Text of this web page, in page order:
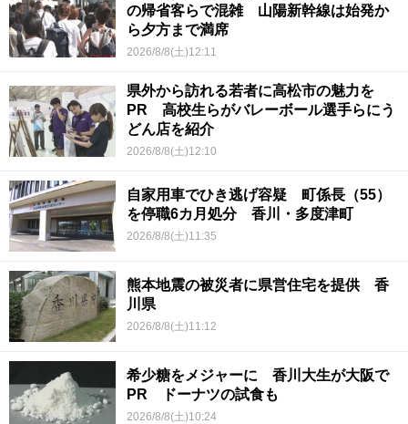
の帰省客らで混雑 山陽新幹線は始発か
ら夕方まで満席
2026/8/8(土)12:11
県外から訪れる若者に高松市の魅力を
PR 高校生らがバレーボール選手らにう
どん店を紹介
2026/8/8(土)12:10
自家用車でひき逃げ容疑 町係長（55）
を停職6カ月処分 香川・多度津町
2026/8/8(土)11:35
熊本地震の被災者に県営住宅を提供 香
川県
2026/8/8(土)11:12
希少糖をメジャーに 香川大生が大阪で
PR ドーナツの試食も
2026/8/8(土)10:24